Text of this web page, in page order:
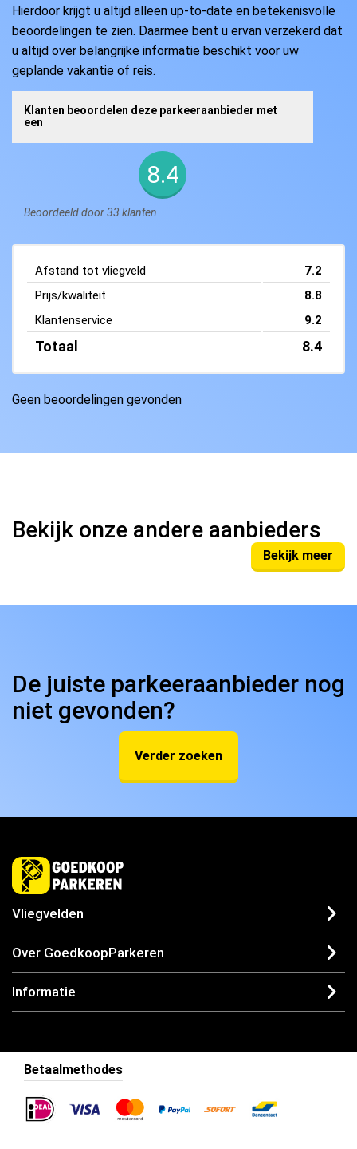
Hierdoor krijgt u altijd alleen up-to-date en betekenisvolle
beoordelingen te zien. Daarmee bent u ervan verzekerd dat
u altijd over belangrijke informatie beschikt voor uw
geplande vakantie of reis.
Klanten beoordelen deze parkeeraanbieder met
een
8.4
Beoordeeld door 33 klanten
Afstand tot vliegveld
7.2
Prijs/kwaliteit
8.8
Klantenservice
9.2
Totaal 8.4
Geen beoordelingen gevonden
Bekijk onze andere aanbieders
Bekijk meer
De juiste parkeeraanbieder nog
niet gevonden?
Verder zoeken
Vliegvelden
Over GoedkoopParkeren
Informatie
Betaalmethodes